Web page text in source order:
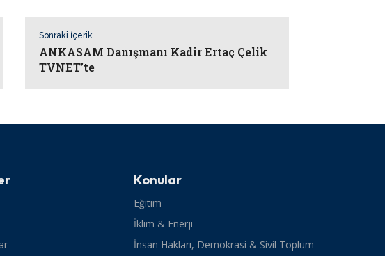
Sonraki İçerik
ANKASAM Danışmanı Kadir Ertaç Çelik
TVNET’te
Konular
Eğitim
İklim & Enerji
İnsan Hakları, Demokrasi & Sivil Toplum